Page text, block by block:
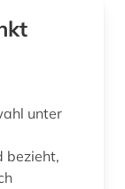
unter
bezieht,